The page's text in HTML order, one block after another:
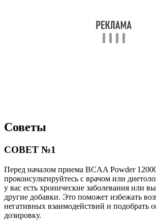
Советы
СОВЕТ №1
Перед началом приема BCAA Powder
проконсультируйтесь с врачом или
у вас есть хронические заболевания или
другие добавки. Это поможет избежать
негативных взаимодействий и подобрать
дозировку.